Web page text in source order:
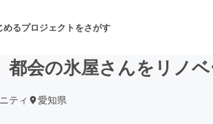
めるプロジェクトをさがす
会の氷屋さんをリノベ
ティ 愛知県